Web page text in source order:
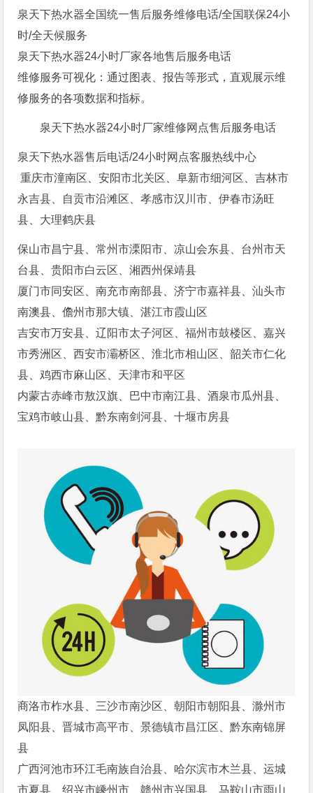
泉天下热水器全国统一售后服务维修电话/全国联保24小
时/全天候服务
泉天下热水器24小时厂家各地售后服务电话
维修服务可视化：通过图表、报告等形式，直观展示维
修服务的各项数据和指标。
泉天下热水器24小时厂家维修网点售后服务电话
泉天下热水器售后电话/24小时网点客服热线中心
重庆市潼南区、安阳市北关区、阜新市细河区、吉林市
永吉县、自贡市沿滩区、孝感市汉川市、伊春市汤旺
县、大理鹤庆县
保山市昌宁县、常州市溧阳市、凉山会东县、台州市天
台县、贵阳市白云区、湘西州保靖县
厦门市同安区、南充市南部县、济宁市嘉祥县、汕头市
南澳县、儋州市那大镇、湛江市霞山区
吉安市万安县、辽阳市太子河区、福州市鼓楼区、嘉兴
市秀洲区、西安市灞桥区、淮北市相山区、韶关市仁化
县、鸡西市麻山区、天津市和平区
内蒙古赤峰市敖汉旗、巴中市南江县、酒泉市瓜州县、
宝鸡市岐山县、黔东南剑河县、十堰市房县
商洛市柞水县、三沙市南沙区、朝阳市朝阳县、滁州市
凤阳县、晋城市高平市、景德镇市昌江区、黔东南锦屏
县
广西河池市环江毛南族自治县、哈尔滨市木兰县、运城
市夏县、绍兴市嵊州市、赣州市兴国县、马鞍山市雨山